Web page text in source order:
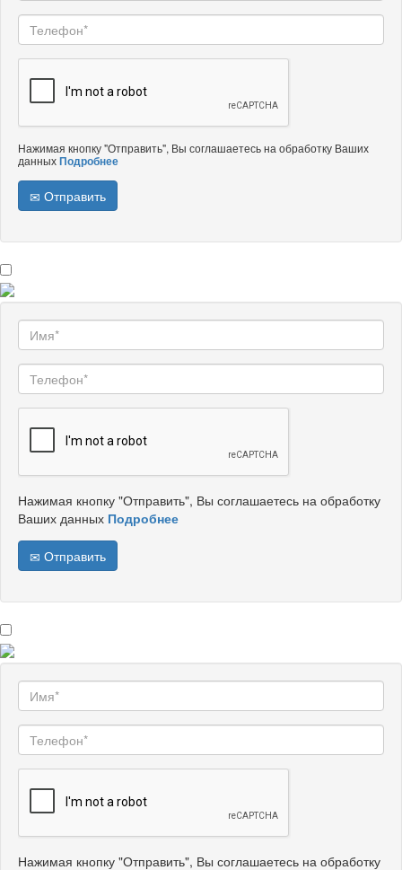
Нажимая кнопку "Отправить", Вы соглашаетесь на обработку Ваших
данныхПодробнее
Отправить
Нажимая кнопку "Отправить", Вы соглашаетесь на обработку
Ваших данных Подробнее
Отправить
Нажимая кнопку "Отправить", Вы соглашаетесь на обработку